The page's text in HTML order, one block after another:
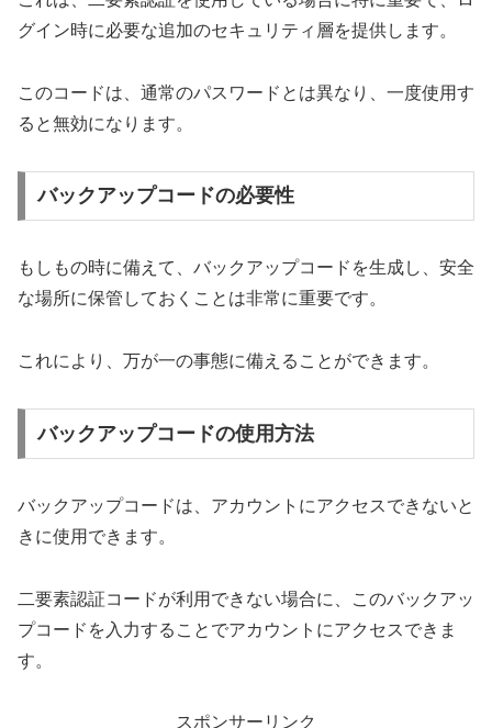
グイン時に必要な追加のセキュリティ層を提供します。
このコードは、通常のパスワードとは異なり、一度使用す
ると無効になります。
バックアップコードの必要性
もしもの時に備えて、バックアップコードを生成し、安全
な場所に保管しておくことは非常に重要です。
これにより、万が一の事態に備えることができます。
バックアップコードの使用方法
バックアップコードは、アカウントにアクセスできないと
きに使用できます。
二要素認証コードが利用できない場合に、このバックアッ
プコードを入力することでアカウントにアクセスできま
す。
スポンサーリンク